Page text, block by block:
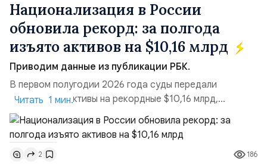
Национализация в России
обновила рекорд: за полгода
изъято активов на $10,16 млрд
Приводим данные из публикации РБК.
В первом полугодии 2026 года суды передали
государству активы на рекордные $10,16 млрд,
подсчитали аналитики AK&M. Это в 2,5 раза больше,
чем за аналогичный период 2025 года ($3,95 млрд).
Всего зафиксировано 15 национализационных
транзакций, которые обеспечили 42,2% денежного
Читать 1 мин.
2 186